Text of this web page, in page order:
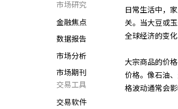
市场研究
金融焦点
数据报告
市场分析
市场期刊
交易工具
交易软件
日常生活中，
关。当大豆或
全球经济的变化
大宗商品的价
价格。像石油
格波动通常会影